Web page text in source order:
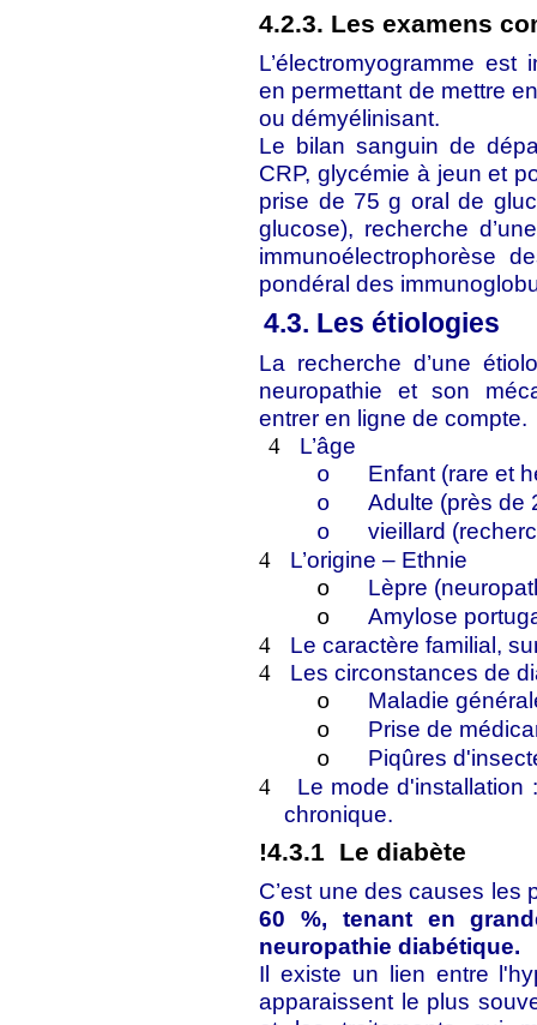
4.2.3. Les examens
L’électromyogramme
en permettant de mettre
ou démyélinisant.
Le bilan sanguin de
CRP, glycémie à jeun et
prise de 75 g oral de
glucose), recherche
immunoélectrophorèse
pondéral des
4.3. Les étiologies
La recherche d’une
neuropathie et son
entrer en ligne de compte.
4
L’âge
o
Enfant (rare et
o
Adulte (près de
o
vieillard
4
L’origine – Ethnie
o
Lèpre
o
Amylose
4 Le caractère familial,
4
Les circonstances de
o
Maladie
o
Prise de
o
Piqûres
4
Le mode d'installation
chronique.
!4.3.1 Le diabète
C’est une des causes les
60 %, tenant en
neuropathie diabétique.
Il existe un lien entre
apparaissent le plus